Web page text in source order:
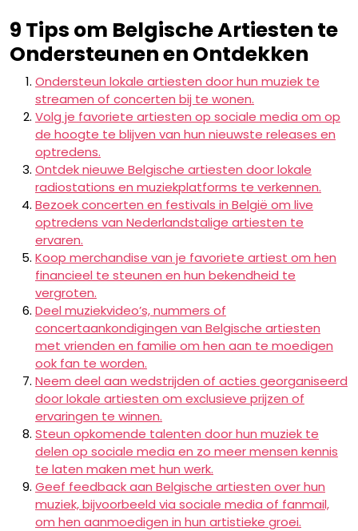
9 Tips om Belgische Artiesten te
Ondersteunen en Ontdekken
Ondersteun lokale artiesten door hun muziek te
streamen of concerten bij te wonen.
Volg je favoriete artiesten op sociale media om op
de hoogte te blijven van hun nieuwste releases en
optredens.
Ontdek nieuwe Belgische artiesten door lokale
radiostations en muziekplatforms te verkennen.
Bezoek concerten en festivals in België om live
optredens van Nederlandstalige artiesten te
ervaren.
Koop merchandise van je favoriete artiest om hen
financieel te steunen en hun bekendheid te
vergroten.
Deel muziekvideo’s, nummers of
concertaankondigingen van Belgische artiesten
met vrienden en familie om hen aan te moedigen
ook fan te worden.
Neem deel aan wedstrijden of acties georganiseerd
door lokale artiesten om exclusieve prijzen of
ervaringen te winnen.
Steun opkomende talenten door hun muziek te
delen op sociale media en zo meer mensen kennis
te laten maken met hun werk.
Geef feedback aan Belgische artiesten over hun
muziek, bijvoorbeeld via sociale media of fanmail,
om hen aanmoedigen in hun artistieke groei.